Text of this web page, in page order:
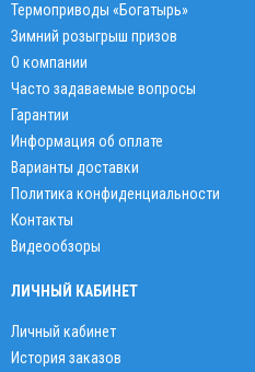
Термоприводы «Богатырь»
Зимний розыгрыш призов
О компании
Часто задаваемые вопросы
Гарантии
Информация об оплате
Варианты доставки
Политика конфиденциальности
Контакты
Видеообзоры
ЛИЧНЫЙ КАБИНЕТ
Личный кабинет
История заказов